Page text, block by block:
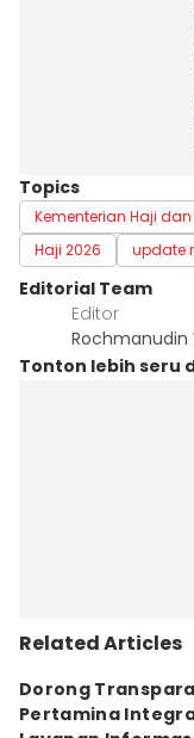
Topics
Kementerian Haji
Haji 2026
update
Editorial Team
Editor
Rochmanudin
Tonton lebih seru
Related Articles
Dorong
Pertamina